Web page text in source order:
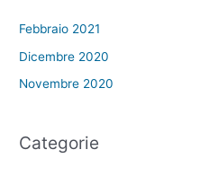
Febbraio 2021
Dicembre 2020
Novembre 2020
Categorie